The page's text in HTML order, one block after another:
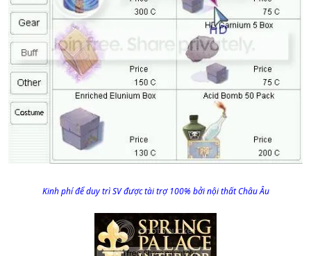
Kinh phí để duy trì SV được tài trợ 100% bởi nội thất Châu Âu